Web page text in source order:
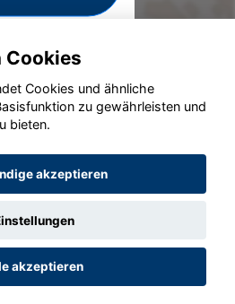
GmbH 2020 - 2026
Cookies
Cookies und ähnliche
zu gewährleisten und
bieten.
akzeptieren
akzeptieren